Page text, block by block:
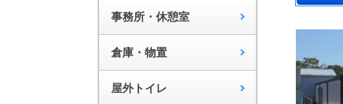
事務所・休憩室
倉庫・物置
屋外トイレ